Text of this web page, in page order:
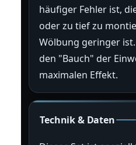
häufiger Fehler ist,
oder zu tief zu
Wölbung geringer
den "Bauch" der
maximalen Effekt.
Technik & Daten